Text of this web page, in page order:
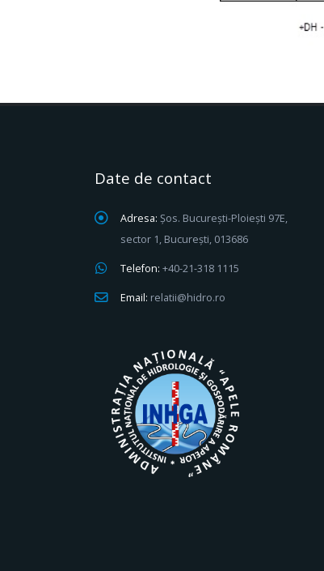
Date de contact
Adresa: Șos. București-Ploiești 97E,
sector 1, București, 013686
Telefon: +40-21-318 1115
Email: relatii@hidro.ro